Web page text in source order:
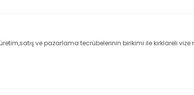
ve pazarlama tecrübelerinin birikimi ile kırklareli vize